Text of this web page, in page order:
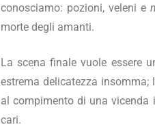
conosciamo: pozioni, veleni e
morte degli amanti.
La scena finale vuole essere
estrema delicatezza insomma;
al compimento di una vicenda
cari.